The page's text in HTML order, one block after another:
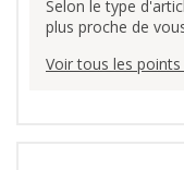
Selon le type
plus proche de
Voir tous les